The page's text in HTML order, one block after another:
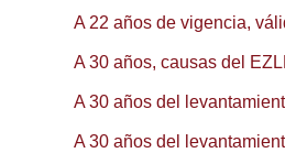
A 22 años de vigencia,
A 30 años, causas del
A 30 años del
A 30 años del